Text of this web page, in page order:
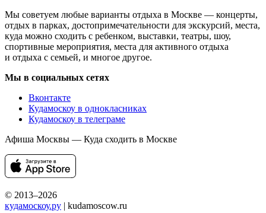
Мы советуем любые варианты отдыха в Москве — концерты,
отдых в парках, достопримечательности для экскурсий, места,
куда можно сходить с ребенком, выставки, театры, шоу,
спортивные мероприятия, места для активного отдыха
и отдыха с семьей, и многое другое.
Мы в социальных сетях
Вконтакте
Кудамоскоу в однокласниках
Кудамоскоу в телеграме
Афиша Москвы — Куда сходить в Москве
© 2013–2026
кудамоскоу.ру | kudamoscow.ru